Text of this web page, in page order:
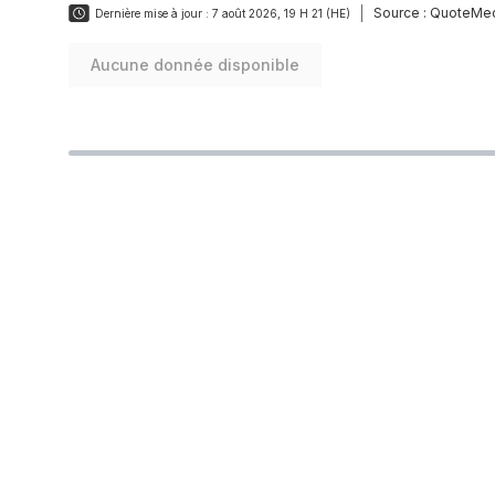
Dernière mise à jour : 7 août 2026, 19 H 21 (HE) Source :
Aucune donnée disponible